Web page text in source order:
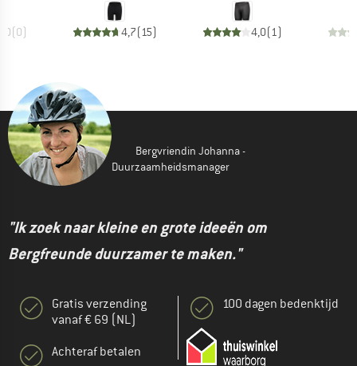
(0) 4,7(15) 4,0(1)
Bergvriendin Johanna -
Duurzaamheidsmanager
"Ik zoek naar kleine en grote ideeën om
Bergfreunde duurzamer te maken."
Gratis verzending
vanaf € 69 (NL)
Achteraf betalen
100 dagen bedenktijd